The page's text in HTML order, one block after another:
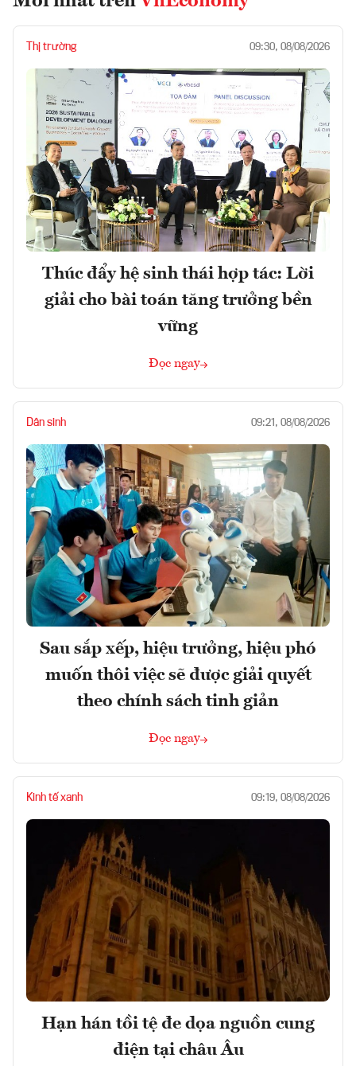
Thị trường 09:30, 08/08/2026
Thúc đẩy hệ sinh thái hợp tác: Lời
giải cho bài toán tăng trưởng bền
vững
Đọc ngay
Dân sinh 09:21, 08/08/2026
Sau sắp xếp, hiệu trưởng, hiệu phó
muốn thôi việc sẽ được giải quyết
theo chính sách tinh giản
Đọc ngay
Kinh tế xanh 09:19, 08/08/2026
Hạn hán tồi tệ đe dọa nguồn cung
điện tại châu Âu